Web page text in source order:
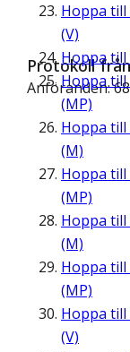
Hoppa till
(V)
Hoppa till
Hoppa till
(MP)
Hoppa till
(M)
Hoppa till
(MP)
Hoppa till
(M)
Hoppa till
(MP)
Hoppa till
(V)
Protokoll
Anföranden: 68